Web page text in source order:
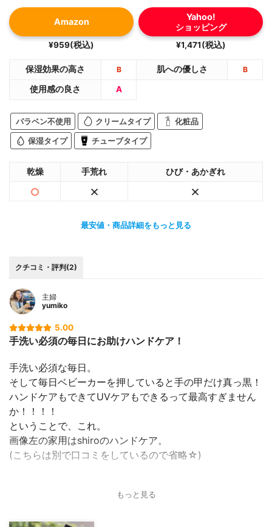
Amazon
¥959(税込)
Yahoo!
ショッピング
¥1,471(税込)
保湿効果の高さ B 肌への優しさ B
使用感の良さ A
パラベン不使用 クリームタイプ 化粧品
保湿タイプ チューブタイプ
乾燥 手荒れ ひび・あかぎれ
最安値・商品詳細をもっと見る
クチコミ・評判(2)
主婦
yumiko
5.00
手洗い必須の毎日にお助けハンドケア！
手洗い必須な毎日。
そして毎日ベビーカーを押していると手の甲だけ真っ黒！
ハンドケアもできてUVケアもできるって最高すぎません
か！！！！
ということで、これ。
画像左の家用はshiroのハンドケア。
(こちらは別で口コミをしているので省略☆)
香りも好きなので、癒されます☆
もっと見る